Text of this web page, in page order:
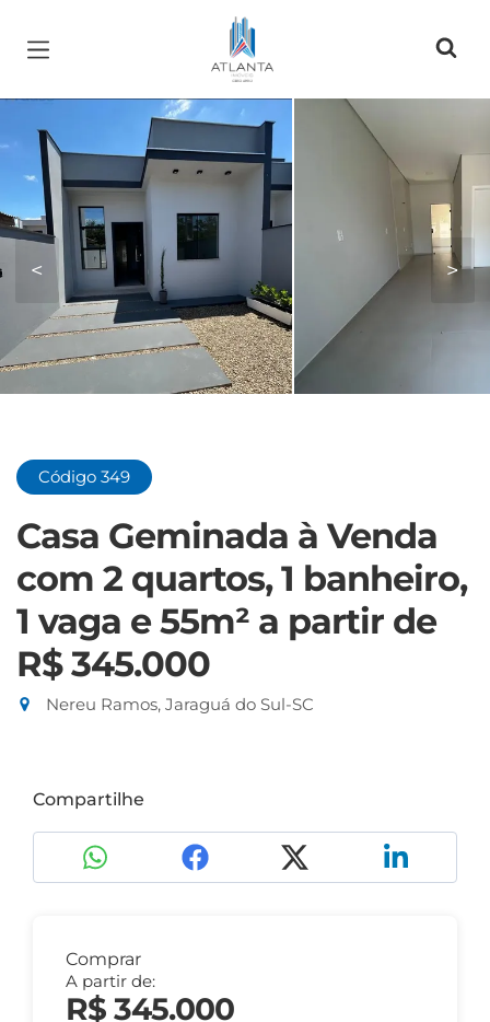
Página inicial
< >
Código 349
Casa Geminada à Venda
com 2 quartos, 1 banheiro,
1 vaga e 55m² a partir de
R$ 345.000
Nereu Ramos, Jaraguá do Sul-SC
Compartilhe
Comprar
A partir de:
R$ 345.000